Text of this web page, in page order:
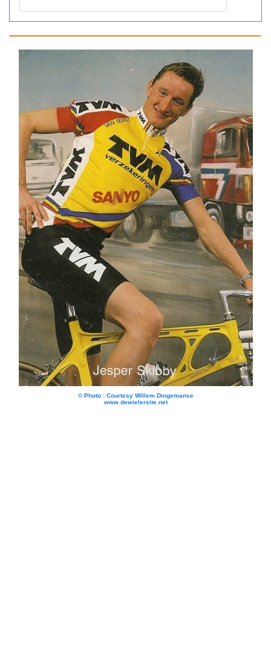
© Photo : Courtesy Willem Dingemanse
www.dewielersite.net